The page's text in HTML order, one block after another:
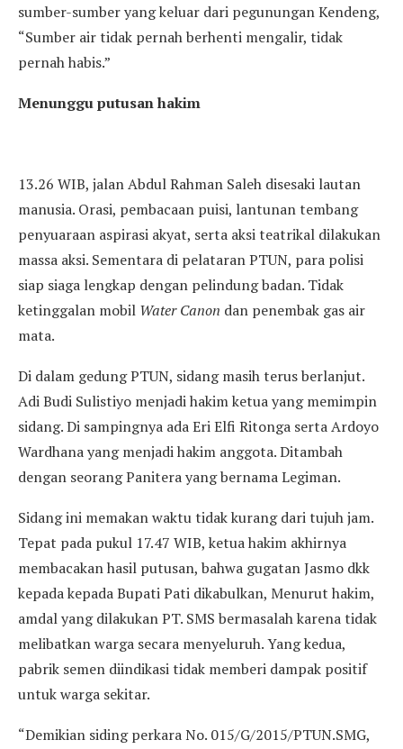
sumber-sumber yang keluar dari pegunungan Kendeng,
“Sumber air tidak pernah berhenti mengalir, tidak
pernah habis.”
Menunggu putusan hakim
13.26 WIB, jalan Abdul Rahman Saleh disesaki lautan
manusia. Orasi, pembacaan puisi, lantunan tembang
penyuaraan aspirasi akyat, serta aksi teatrikal dilakukan
massa aksi. Sementara di pelataran PTUN, para polisi
siap siaga lengkap dengan pelindung badan. Tidak
ketinggalan mobil Water Canon dan penembak gas air
mata.
Di dalam gedung PTUN, sidang masih terus berlanjut.
Adi Budi Sulistiyo menjadi hakim ketua yang memimpin
sidang. Di sampingnya ada Eri Elfi Ritonga serta Ardoyo
Wardhana yang menjadi hakim anggota. Ditambah
dengan seorang Panitera yang bernama Legiman.
Sidang ini memakan waktu tidak kurang dari tujuh jam.
Tepat pada pukul 17.47 WIB, ketua hakim akhirnya
membacakan hasil putusan, bahwa gugatan Jasmo dkk
kepada kepada Bupati Pati dikabulkan, Menurut hakim,
amdal yang dilakukan PT. SMS bermasalah karena tidak
melibatkan warga secara menyeluruh. Yang kedua,
pabrik semen diindikasi tidak memberi dampak positif
untuk warga sekitar.
“Demikian siding perkara No. 015/G/2015/PTUN.SMG,